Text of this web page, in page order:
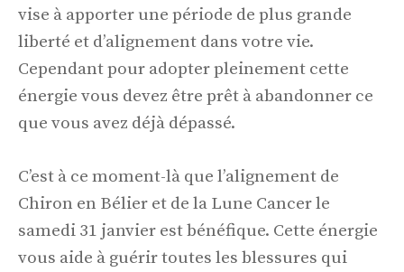
vise à apporter une période de plus grande
liberté et d’alignement dans votre vie.
Cependant pour adopter pleinement cette
énergie vous devez être prêt à abandonner ce
que vous avez déjà dépassé.
C’est à ce moment-là que l’alignement de
Chiron en Bélier et de la Lune Cancer le
samedi 31 janvier est bénéfique. Cette énergie
vous aide à guérir toutes les blessures qui